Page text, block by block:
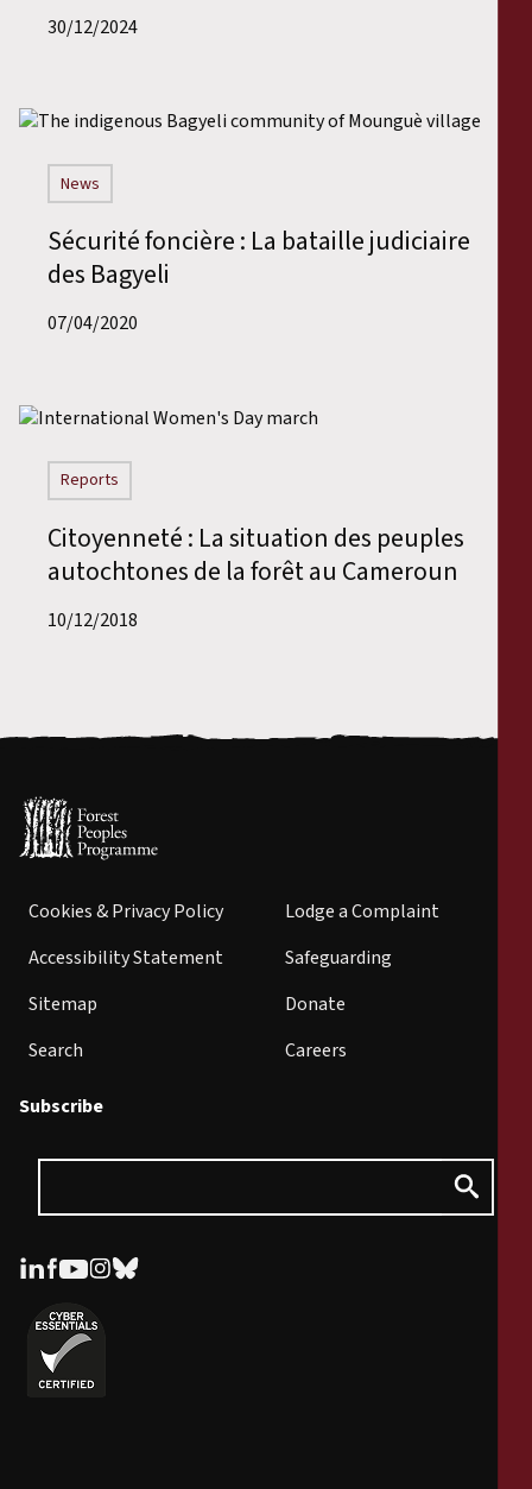
30/12/2024
News
Sécurité foncière : La bataille judiciaire
des Bagyeli
07/04/2020
Reports
Citoyenneté : La situation des peuples
autochtones de la forêt au Cameroun
10/12/2018
Cookies & Privacy Policy
Accessibility Statement
Sitemap
Search
Lodge a Complaint
Safeguarding
Donate
Careers
Subscribe